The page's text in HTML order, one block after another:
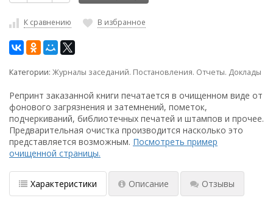
К сравнению В избранное
Категории: Журналы заседаний. Постановления. Отчеты. Доклады
Репринт заказанной книги печатается в очищенном виде от
фонового загрязнения и затемнений, пометок,
подчеркиваний, библиотечных печатей и штампов и прочее.
Предварительная очистка производится насколько это
представляется возможным. Посмотреть пример
очищенной страницы.
Характеристики Описание Отзывы